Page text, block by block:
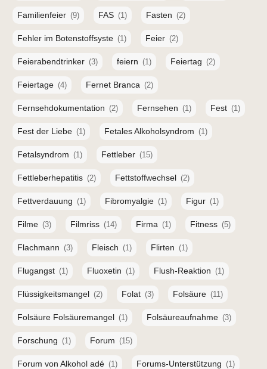
Familienfeier (9) FAS (1) Fasten (2)
Fehler im Botenstoffsyste (1) Feier (2)
Feierabendtrinker (3) feiern (1) Feiertag (2)
Feiertage (4) Fernet Branca (2)
Fernsehdokumentation (2) Fernsehen (1) Fest (1)
Fest der Liebe (1) Fetales Alkoholsyndrom (1)
Fetalsyndrom (1) Fettleber (15)
Fettleberhepatitis (2) Fettstoffwechsel (2)
Fettverdauung (1) Fibromyalgie (1) Figur (1)
Filme (3) Filmriss (14) Firma (1) Fitness (5)
Flachmann (3) Fleisch (1) Flirten (1)
Flugangst (1) Fluoxetin (1) Flush-Reaktion (1)
Flüssigkeitsmangel (2) Folat (3) Folsäure (11)
Folsäure Folsäuremangel (1) Folsäureaufnahme (3)
Forschung (1) Forum (15)
Forum von Alkohol adé (1) Forums-Unterstützung (1)